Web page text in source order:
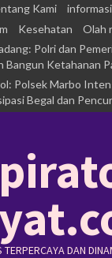
Kami informasi
Kesehatan
Olah
Polri dan
Bangun Ketahanan
Polsek Marbo
Begal dan
TERPERCAYA DAN